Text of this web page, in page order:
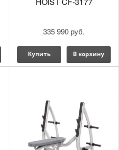
335 990 руб.
Купить В корзину